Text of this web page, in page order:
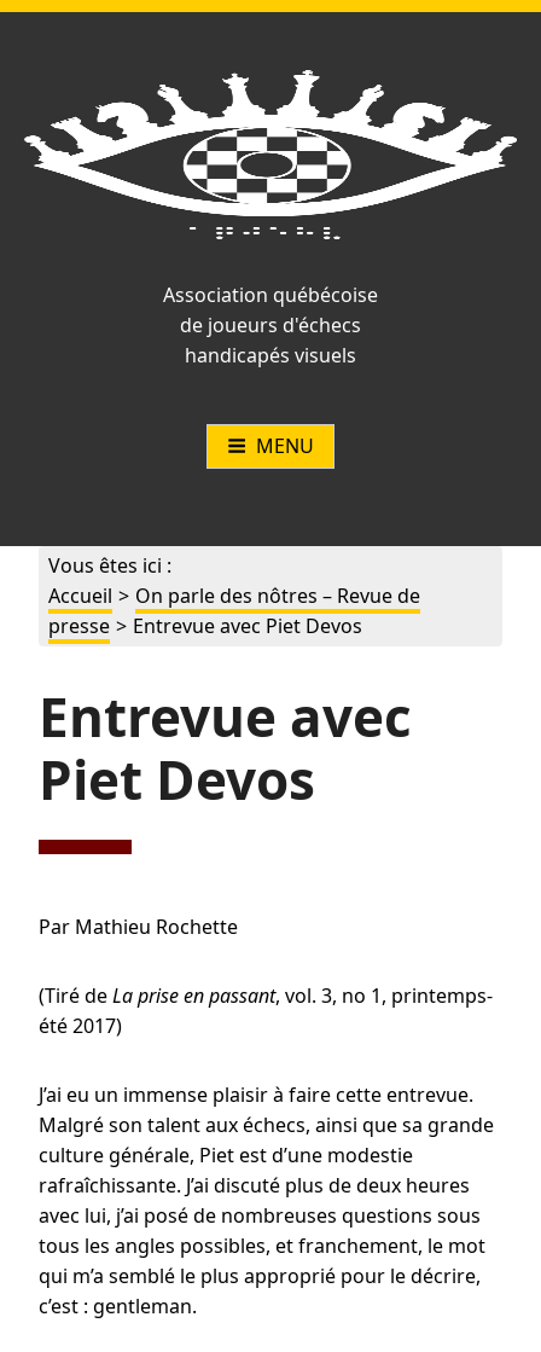
connecté.
Association québécoise
de joueurs d'échecs
handicapés visuels
MENU
Vous êtes ici :
Accueil > On parle des nôtres – Revue de
presse > Entrevue avec Piet Devos
Entrevue avec
Piet Devos
Par Mathieu Rochette
(Tiré deLa prise en passant, vol. 3, no 1, printemps-
été 2017)
J’ai eu un immense plaisir à faire cette entrevue.
Malgré son talent aux échecs, ainsi que sa grande
culture générale, Piet est d’une modestie
rafraîchissante. J’ai discuté plus de deux heures
avec lui, j’ai posé de nombreuses questions sous
tous les angles possibles, et franchement, le mot
qui m’a semblé le plus approprié pour le décrire,
c’est : gentleman.